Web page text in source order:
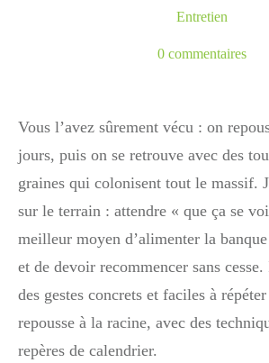
Entretien
0commentaires
Vous l’avez sûrement vécu : on
jours, puis on se retrouve avec des
graines qui colonisent tout le massif.
sur le terrain : attendre « que ça se
meilleur moyen d’alimenter la
et de devoir recommencer sans
des gestes concrets et faciles à
repousse à la racine, avec des
repères de calendrier.